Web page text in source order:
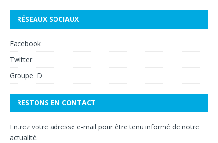
RÉSEAUX SOCIAUX
Facebook
Twitter
Groupe ID
RESTONS EN CONTACT
Entrez votre adresse e-mail pour être tenu informé de notre
actualité.